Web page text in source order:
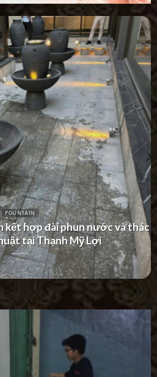
FOUNTAIN
đại tại Khu Dân Cư Hà Đô
Villa